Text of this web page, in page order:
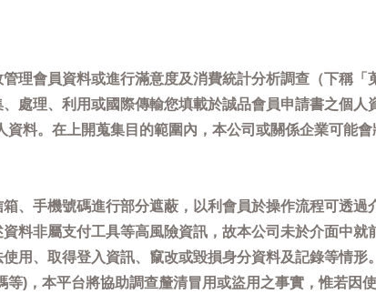
理會員資料或進行滿意度及消費統計分析調查（下稱「
處理、利用或國際傳輸您填載於誠品會員申請書之個人
料。在上開蒐集目的範圍內，本公司或關係企業可能
、手機號碼進行部分遮蔽，以利會員於操作流程可透過
料非屬支付工具等高風險資訊，故本公司未於介面中就
用、取得登入資訊、竄改或毀損身分資料及記錄等情形
)，本平台將協助調查釐清冒用或盜用之事實，惟若因